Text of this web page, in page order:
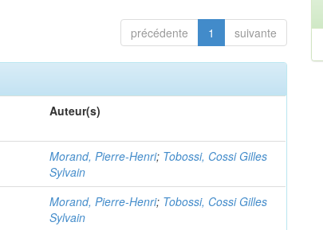
précédente 1 suivante
Auteur(s)
Morand, Pierre-Henri; Tobossi, Cossi Gilles
Sylvain
Morand, Pierre-Henri; Tobossi, Cossi Gilles
Sylvain